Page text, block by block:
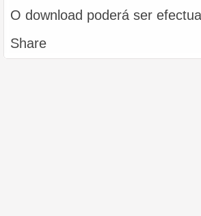
O download poderá ser
Share